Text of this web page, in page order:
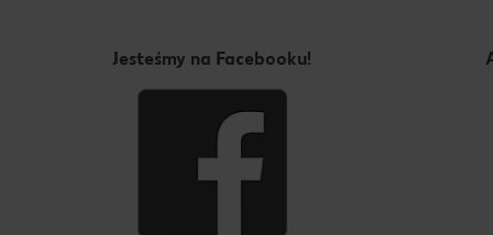
Jesteśmy na Facebooku!